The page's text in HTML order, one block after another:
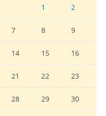
1 2
7 8 9
14 15 16
21 22 23
28 29 30